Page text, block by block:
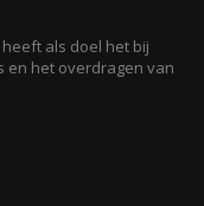
als doel het bij
en het overdragen van